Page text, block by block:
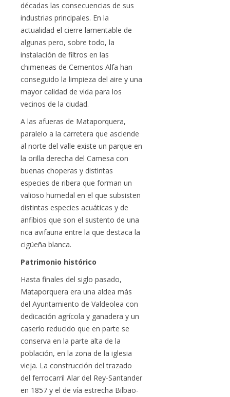
décadas las consecuencias de sus
industrias principales. En la
actualidad el cierre lamentable de
algunas pero, sobre todo, la
instalación de filtros en las
chimeneas de Cementos Alfa han
conseguido la limpieza del aire y una
mayor calidad de vida para los
vecinos de la ciudad.
A las afueras de Mataporquera,
paralelo a la carretera que asciende
al norte del valle existe un parque en
la orilla derecha del Camesa con
buenas choperas y distintas
especies de ribera que forman un
valioso humedal en el que subsisten
distintas especies acuáticas y de
anfibios que son el sustento de una
rica avifauna entre la que destaca la
cigüeña blanca.
Patrimonio histórico
Hasta finales del siglo pasado,
Mataporquera era una aldea más
del Ayuntamiento de Valdeolea con
dedicación agrícola y ganadera y un
caserío reducido que en parte se
conserva en la parte alta de la
población, en la zona de la iglesia
vieja. La construcción del trazado
del ferrocarril Alar del Rey-Santander
en 1857 y el de vía estrecha Bilbao-